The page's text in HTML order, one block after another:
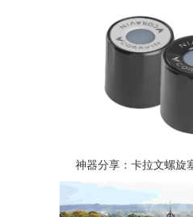
神器分享：卡拉文螺旋